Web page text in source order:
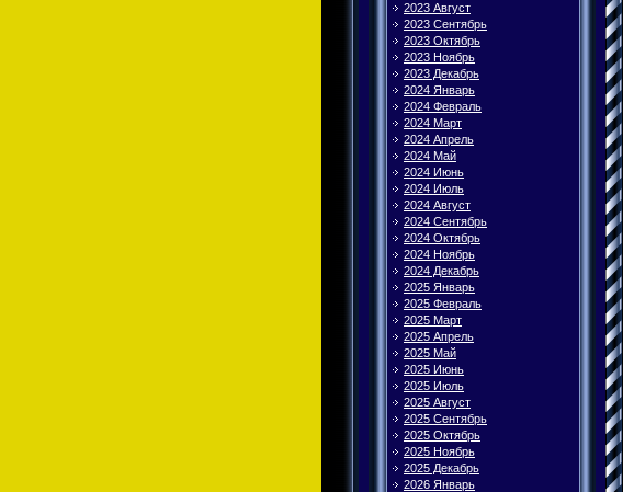
2023 Август
2023 Сентябрь
2023 Октябрь
2023 Ноябрь
2023 Декабрь
2024 Январь
2024 Февраль
2024 Март
2024 Апрель
2024 Май
2024 Июнь
2024 Июль
2024 Август
2024 Сентябрь
2024 Октябрь
2024 Ноябрь
2024 Декабрь
2025 Январь
2025 Февраль
2025 Март
2025 Апрель
2025 Май
2025 Июнь
2025 Июль
2025 Август
2025 Сентябрь
2025 Октябрь
2025 Ноябрь
2025 Декабрь
2026 Январь